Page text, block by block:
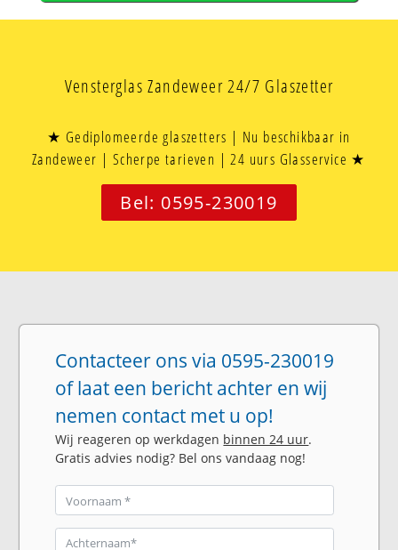
Vensterglas Zandeweer 24/7 Glaszetter
★ Gediplomeerde glaszetters | Nu beschikbaar in
Zandeweer | Scherpe tarieven | 24 uurs Glasservice ★
Bel: 0595-230019
Contacteer ons via 0595-230019
of laat een bericht achter en wij
nemen contact met u op!
Wij reageren op werkdagen binnen 24 uur.
Gratis advies nodig? Bel ons vandaag nog!